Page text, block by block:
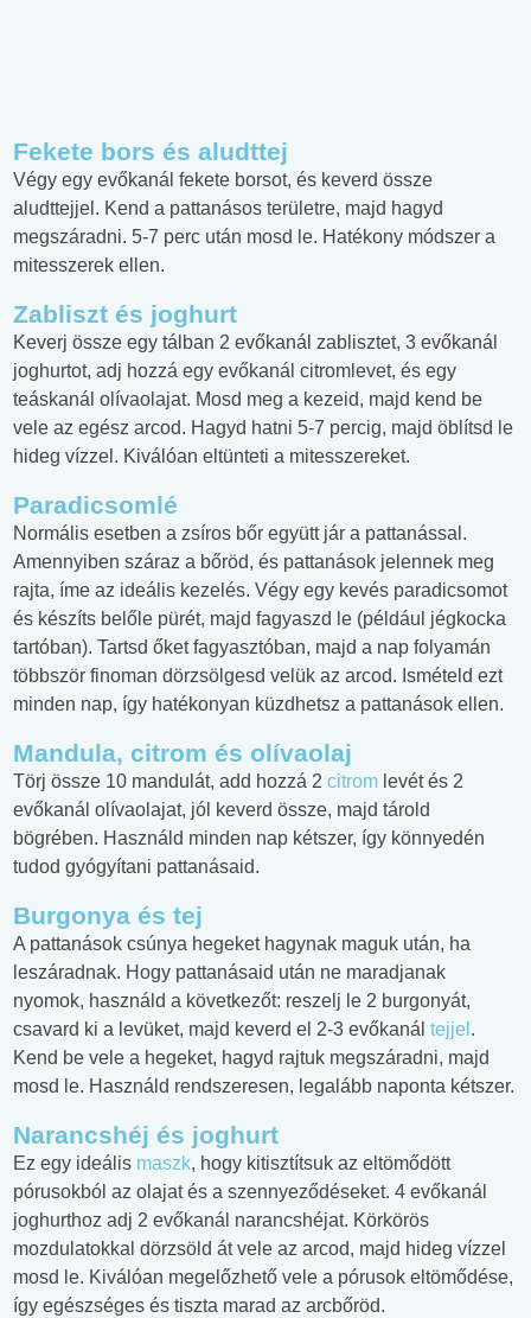
Fekete bors és aludttej
Végy egy evőkanál fekete borsot, és keverd össze
aludttejjel. Kend a pattanásos területre, majd hagyd
megszáradni. 5-7 perc után mosd le. Hatékony módszer a
mitesszerek ellen.
Zabliszt és joghurt
Keverj össze egy tálban 2 evőkanál zablisztet, 3 evőkanál
joghurtot, adj hozzá egy evőkanál citromlevet, és egy
teáskanál olívaolajat. Mosd meg a kezeid, majd kend be
vele az egész arcod. Hagyd hatni 5-7 percig, majd öblítsd le
hideg vízzel. Kiválóan eltünteti a mitesszereket.
Paradicsomlé
Normális esetben a zsíros bőr együtt jár a pattanással.
Amennyiben száraz a bőröd, és pattanások jelennek meg
rajta, íme az ideális kezelés. Végy egy kevés paradicsomot
és készíts belőle pürét, majd fagyaszd le (például jégkocka
tartóban). Tartsd őket fagyasztóban, majd a nap folyamán
többször finoman dörzsölgesd velük az arcod. Ismételd ezt
minden nap, így hatékonyan küzdhetsz a pattanások ellen.
Mandula, citrom és olívaolaj
Törj össze 10 mandulát, add hozzá 2 citrom levét és 2
evőkanál olívaolajat, jól keverd össze, majd tárold
bögrében. Használd minden nap kétszer, így könnyedén
tudod gyógyítani pattanásaid.
Burgonya és tej
A pattanások csúnya hegeket hagynak maguk után, ha
leszáradnak. Hogy pattanásaid után ne maradjanak
nyomok, használd a következőt: reszelj le 2 burgonyát,
csavard ki a levüket, majd keverd el 2-3 evőkanál tejjel .
Kend be vele a hegeket, hagyd rajtuk megszáradni, majd
mosd le. Használd rendszeresen, legalább naponta kétszer.
Narancshéj és joghurt
Ez egy ideális maszk, hogy kitisztítsuk az eltömődött
pórusokból az olajat és a szennyeződéseket. 4 evőkanál
joghurthoz adj 2 evőkanál narancshéjat. Körkörös
mozdulatokkal dörzsöld át vele az arcod, majd hideg vízzel
mosd le. Kiválóan megelőzhető vele a pórusok eltömődése,
így egészséges és tiszta marad az arcbőröd.